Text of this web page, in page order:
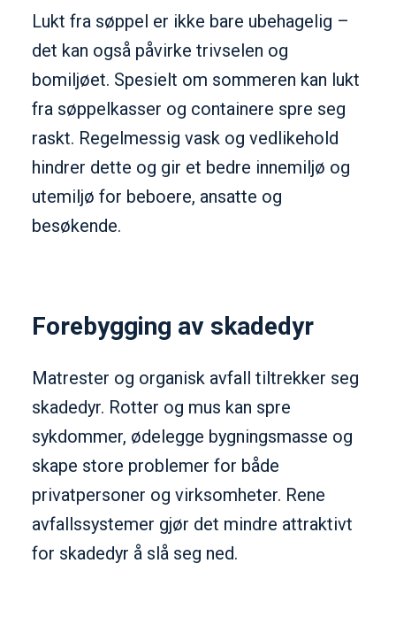
Lukt fra søppel er ikke bare ubehagelig –
det kan også påvirke trivselen og
bomiljøet. Spesielt om sommeren kan lukt
fra søppelkasser og containere spre seg
raskt. Regelmessig vask og vedlikehold
hindrer dette og gir et bedre innemiljø og
utemiljø for beboere, ansatte og
besøkende.
Forebygging av skadedyr
Matrester og organisk avfall tiltrekker seg
skadedyr. Rotter og mus kan spre
sykdommer, ødelegge bygningsmasse og
skape store problemer for både
privatpersoner og virksomheter. Rene
avfallssystemer gjør det mindre attraktivt
for skadedyr å slå seg ned.